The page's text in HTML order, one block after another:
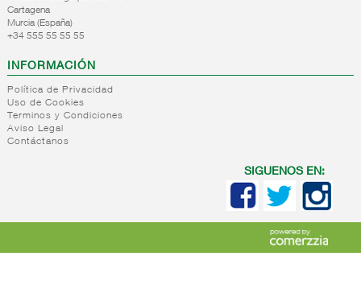
Cartagena
Murcia (España)
+34 555 55 55 55
INFORMACIÓN
Política de Privacidad
Uso de Cookies
Terminos y Condiciones
Aviso Legal
Contáctanos
SIGUENOS EN: